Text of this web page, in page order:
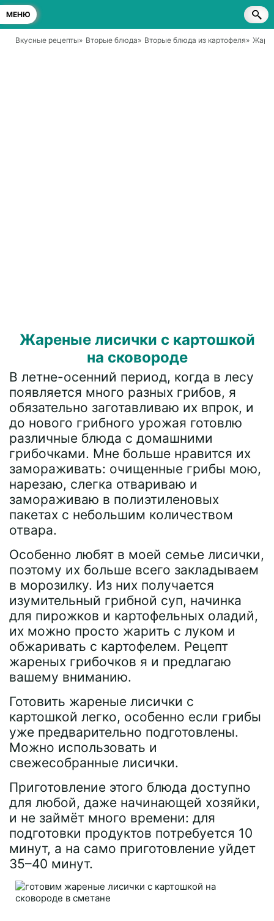
МЕНЮ
Вкусные рецепты» Вторые блюда» Вторые блюда из картофеля»
Жареные лисички с картошкой
на сковороде
В летне-осенний период, когда в лесу
появляется много разных грибов, я
обязательно заготавливаю их впрок, и
до нового грибного урожая готовлю
различные блюда с домашними
грибочками. Мне больше нравится их
замораживать: очищенные грибы мою,
нарезаю, слегка отвариваю и
замораживаю в полиэтиленовых
пакетах с небольшим количеством
отвара.
Особенно любят в моей семье лисички,
поэтому их больше всего закладываем
в морозилку. Из них получается
изумительный грибной суп, начинка
для пирожков и картофельных оладий,
их можно просто жарить с луком и
обжаривать с картофелем. Рецепт
жареных грибочков я и предлагаю
вашему вниманию.
Готовить жареные лисички с
картошкой легко, особенно если грибы
уже предварительно подготовлены.
Можно использовать и
свежесобранные лисички.
Приготовление этого блюда доступно
для любой, даже начинающей хозяйки,
и не займёт много времени: для
подготовки продуктов потребуется 10
минут, а на само приготовление уйдет
35–40 минут.